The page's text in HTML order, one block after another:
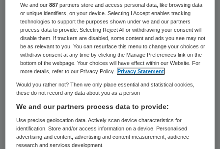
actie gevoerd tijdens een VNG-congres
over de verschuiving van zorgtaken naar
gemeenten. Bij dit congres in Den Bosch
spraken medewerkers van TSN met onder
anderen staatssecretaris Jetta Klijnsma
(Sociale Zaken en Werkgelegenheid). Ze
wilden eigenlijk Martin van Rijn van
Volksgezondheid aanspreken, maar die
bleek niet bij het congres te zijn, zei FNV-
actieleider Marian Beldsnijder.
We and our887 partners store and access personal data, like browsing data
or unique identifiers, on your device. Selecting I Accept enables tracking
technologies to support the purposes shown under we and our partners
process data to provide. Selecting Reject All or withdrawing your consent will
disable them. If trackers are disabled, some content and ads you see may not
be as relevant to you. You can resurface this menu to change your choices or
withdraw consent at any time by clicking the Manage Preferences link on the
bottom of the webpage. Your choices will have effect within our Website. For
more details, refer to our Privacy Policy.
Privacy Statement
Would you rather not? Then we only place essential and statistical cookies,
these do not record any data about you as a person
We and our partners process data to provide:
Use precise geolocation data. Actively scan device characteristics for
identification. Store and/or access information on a device. Personalised
advertising and content, advertising and content measurement, audience
research and services development.